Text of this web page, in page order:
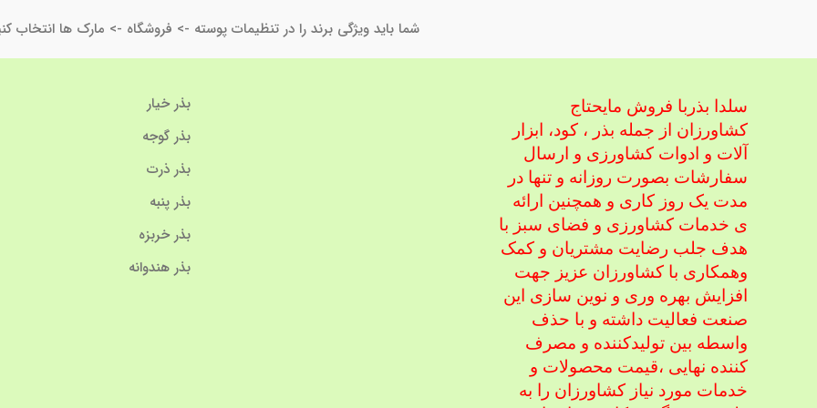
شما باید ویژگی برند را در تنظیمات پوسته -> فروشگاه -> مارک ها انتخاب
سلدا بذربا فروش مایحتاج
کشاورزان از جمله بذر ، کود، ابزار
آلات و ادوات کشاورزی و ارسال
سفارشات بصورت روزانه و تنها در
مدت یک روز کاری و همچنین ارائه
ی خدمات کشاورزی و فضای سبز با
هدف جلب رضایت مشتریان و کمک
وهمکاری با کشاورزان عزیز جهت
افزایش بهره وری و نوین سازی این
صنعت فعالیت داشته و با حذف
واسطه بین تولیدکننده و مصرف
کننده نهایی ،قیمت محصولات و
خدمات مورد نیاز کشاورزان را به
بذر خیار
بذر گوجه
بذر ذرت
بذر پنبه
بذر خربزه
بذر هندوانه